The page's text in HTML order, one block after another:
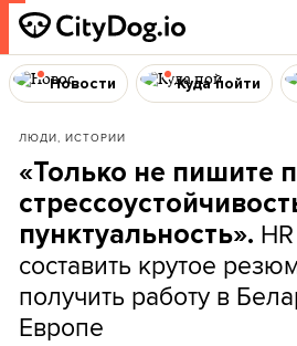
Новости Куда пойти
ЛЮДИ, ИСТОРИИ
«Только не пишите
пунктуальность».
составить крутое
получить работу в
Европе